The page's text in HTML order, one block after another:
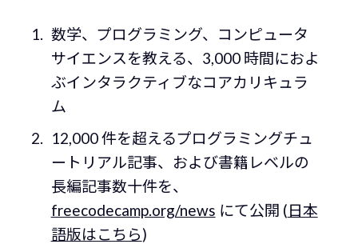
数学、プログラミング、コンピュータ
サイエンスを教える、3,000 時間におよ
ぶインタラクティブなコアカリキュラ
ム
12,000 件を超えるプログラミングチュ
ートリアル記事、および書籍レベルの
長編記事数十件を、
freecodecamp.org/news にて公開 (日本
語版はこちら)